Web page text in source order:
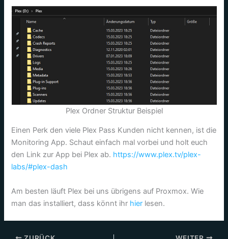
Plex Ordner Struktur Beispiel
Einen Perk den viele Plex Pass Kunden nicht kennen, ist die
Monitoring App. Schaut einfach mal vorbei und holt euch
den Link zur App bei Plex ab. https://www.plex.tv/plex-
labs/#plex-dash
Am besten läuft Plex bei uns übrigens auf Proxmox. Wie
man das installiert, dass könnt ihr hier lesen.